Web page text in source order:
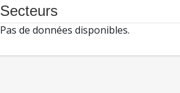
Secteurs
Pas de données disponibles.